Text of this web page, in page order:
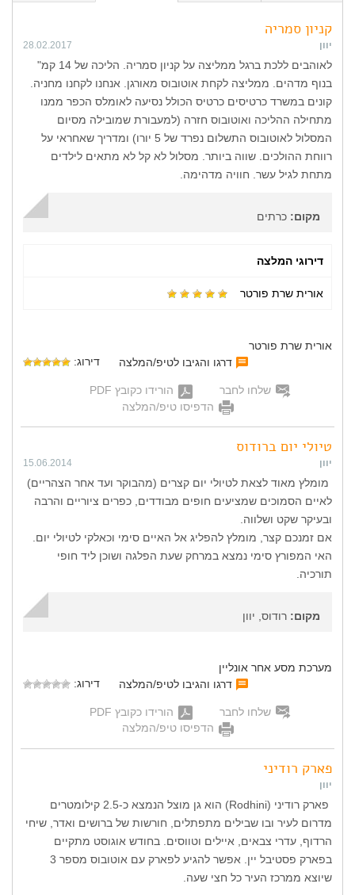
קניון סמריה
יוון 28.02.2017
לאוהבים ללכת ברגל ממליצה על קניון סמריה. הליכה של 14 קמ"
בנוף מדהים. ממליצה לקחת אוטובוס מאורגן. אנחנו לקחנו מחניה.
קונים במשרד כרטיסים כרטיס הכולל נסיעה לאומלס הכפר ממנו
מתחילה ההליכה ואוטובוס חזרה (למעבורת שמובילה מסיום
המסלול לאוטובוס התשלום נפרד של 5 יורו) ומדריך שאחראי על
רווחת ההולכים. שווה ביותר. מסלול לא קל לא מתאים לילדים
מתחת לגיל עשר. חוויה מדהימה.
מקום: כרתים
דירוגי המלצה
אורית שרת פורטר
אורית שרת פורטר
דרגו והגיבו לטיפ/המלצה
דירוג:
שלחו לחבר
הורידו כקובץ PDF
הדפיסו טיפ/המלצה
טיולי יום ברודוס
יוון 15.06.2014
מומלץ מאוד לצאת לטיולי יום קצרים (מהבוקר ועד אחר הצהריים)
לאיים הסמוכים שמציעים חופים מבודדים, כפרים ציוריים והרבה
ובעיקר שקט ושלווה.
אם זמנכם קצר, מומלץ להפליג אל האיים סימי וכאלקי לטיולי יום.
האי המפורץ סימי נמצא במרחק שעת הפלגה ושוכן ליד חופי
תורכיה.
מקום: רודוס, יוון
מערכת מסע אחר אונליין
דרגו והגיבו לטיפ/המלצה
דירוג:
שלחו לחבר
הורידו כקובץ PDF
הדפיסו טיפ/המלצה
פארק רודיני
יוון
פארק רודיני (Rodhini) הוא גן מוצל הנמצא כ-2.5 קילומטרים
מדרום לעיר ובו שבילים מתפתלים, חורשות של ברושים ואדר, שיחי
הרדוף, עדרי צבאים, איילים וטווסים. בחודש אוגוסט מתקיים
בפארק פסטיבל יין. אפשר להגיע לפארק עם אוטובוס מספר 3
שיוצא ממרכז העיר כל חצי שעה.